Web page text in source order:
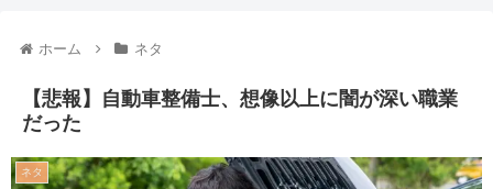
ホーム ネタ
【悲報】自動車整備士、想像以上に闇が深い職業
だった
ネタ